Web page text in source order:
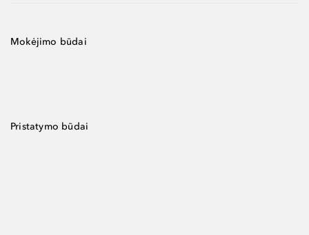
Mokėjimo būdai
Pristatymo būdai